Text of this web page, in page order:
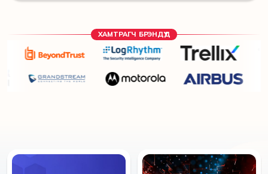
ХАМТРАГЧ БРЭНДҮҮД